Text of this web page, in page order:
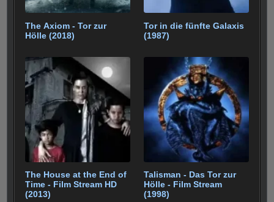
The Axiom - Tor zur
Hölle (2018)
Tor in die fünfte Galaxis
(1987)
The House at the End of
Time - Film Stream HD
(2013)
Talisman - Das Tor zur
Hölle - Film Stream
(1998)